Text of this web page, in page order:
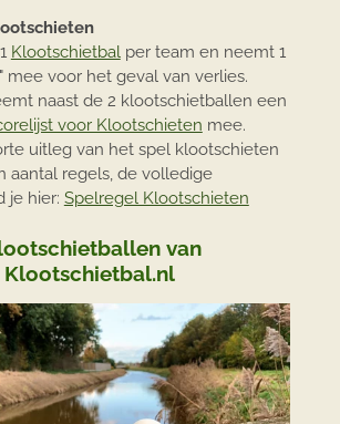
Klootschietbalper team en neemt 1
mee voor het geval van verlies.
naast de 2 klootschietballen een
voor Klootschieten mee.
uitleg van het spel klootschieten
aantal regels, de volledige
je hier: Spelregel Klootschieten
van
Klootschietbal.nl